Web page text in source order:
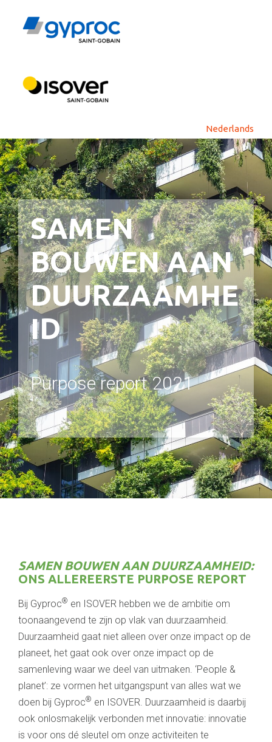
SAMEN
BOUWEN AAN
DUURZAAMHE
ID
Purpose report 2021
SAMEN BOUWEN AAN DUURZAAMHEID:
ONS ALLEREERSTE PURPOSE REPORT
Bij Gyproc® en ISOVER hebben we de ambitie om
toonaangevend te zijn op vlak van duurzaamheid.
Duurzaamheid gaat niet alleen over onze impact op de
planeet, het gaat ook over onze impact op de
samenleving waar we deel van uitmaken. ‘People &
planet’: ze vormen het uitgangspunt van alles wat we
doen bij Gyproc® en ISOVER. Duurzaamheid is daarbij
ook onlosmakelijk verbonden met innovatie: innovatie
is voor ons dé sleutel om onze activiteiten te